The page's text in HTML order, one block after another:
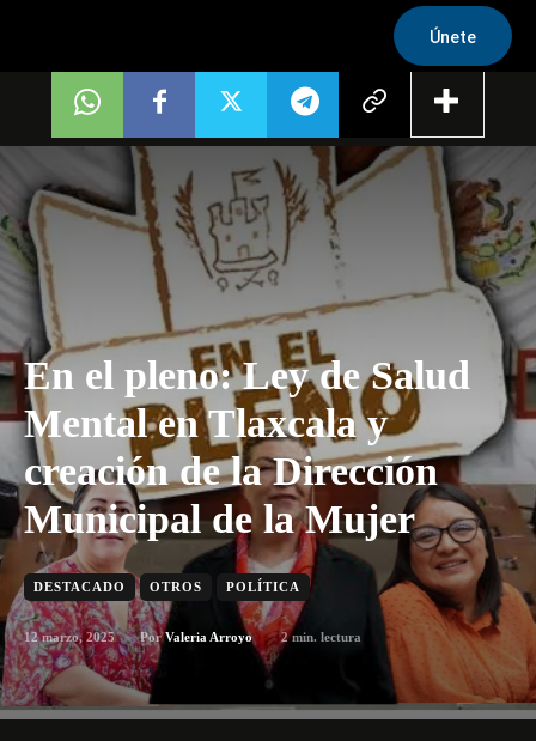
Únete
En el pleno: Ley de Salud
Mental en Tlaxcala y
creación de la Dirección
Municipal de la Mujer
DESTACADO OTROS POLÍTICA
12 marzo, 2025 Por Valeria Arroyo 2min. lectura